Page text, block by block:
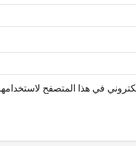
في هذا المتصفح